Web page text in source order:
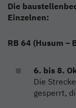
Die
Einzelnen:
RB 64 (Husum –
6. bis 8.
Die
gesperrt,